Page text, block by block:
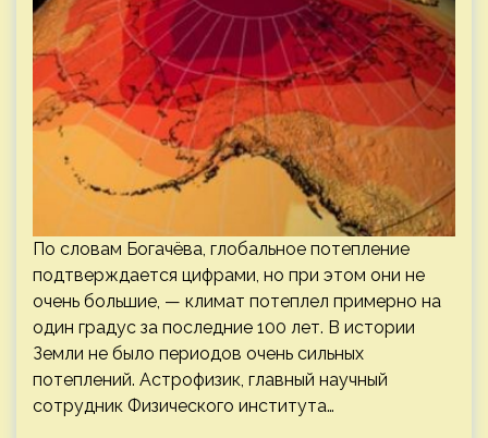
По словам Богачёва, глобальное потепление
подтверждается цифрами, но при этом они не
очень большие, — климат потеплел примерно на
один градус за последние 100 лет. В истории
Земли не было периодов очень сильных
потеплений. Астрофизик, главный научный
сотрудник Физического института…